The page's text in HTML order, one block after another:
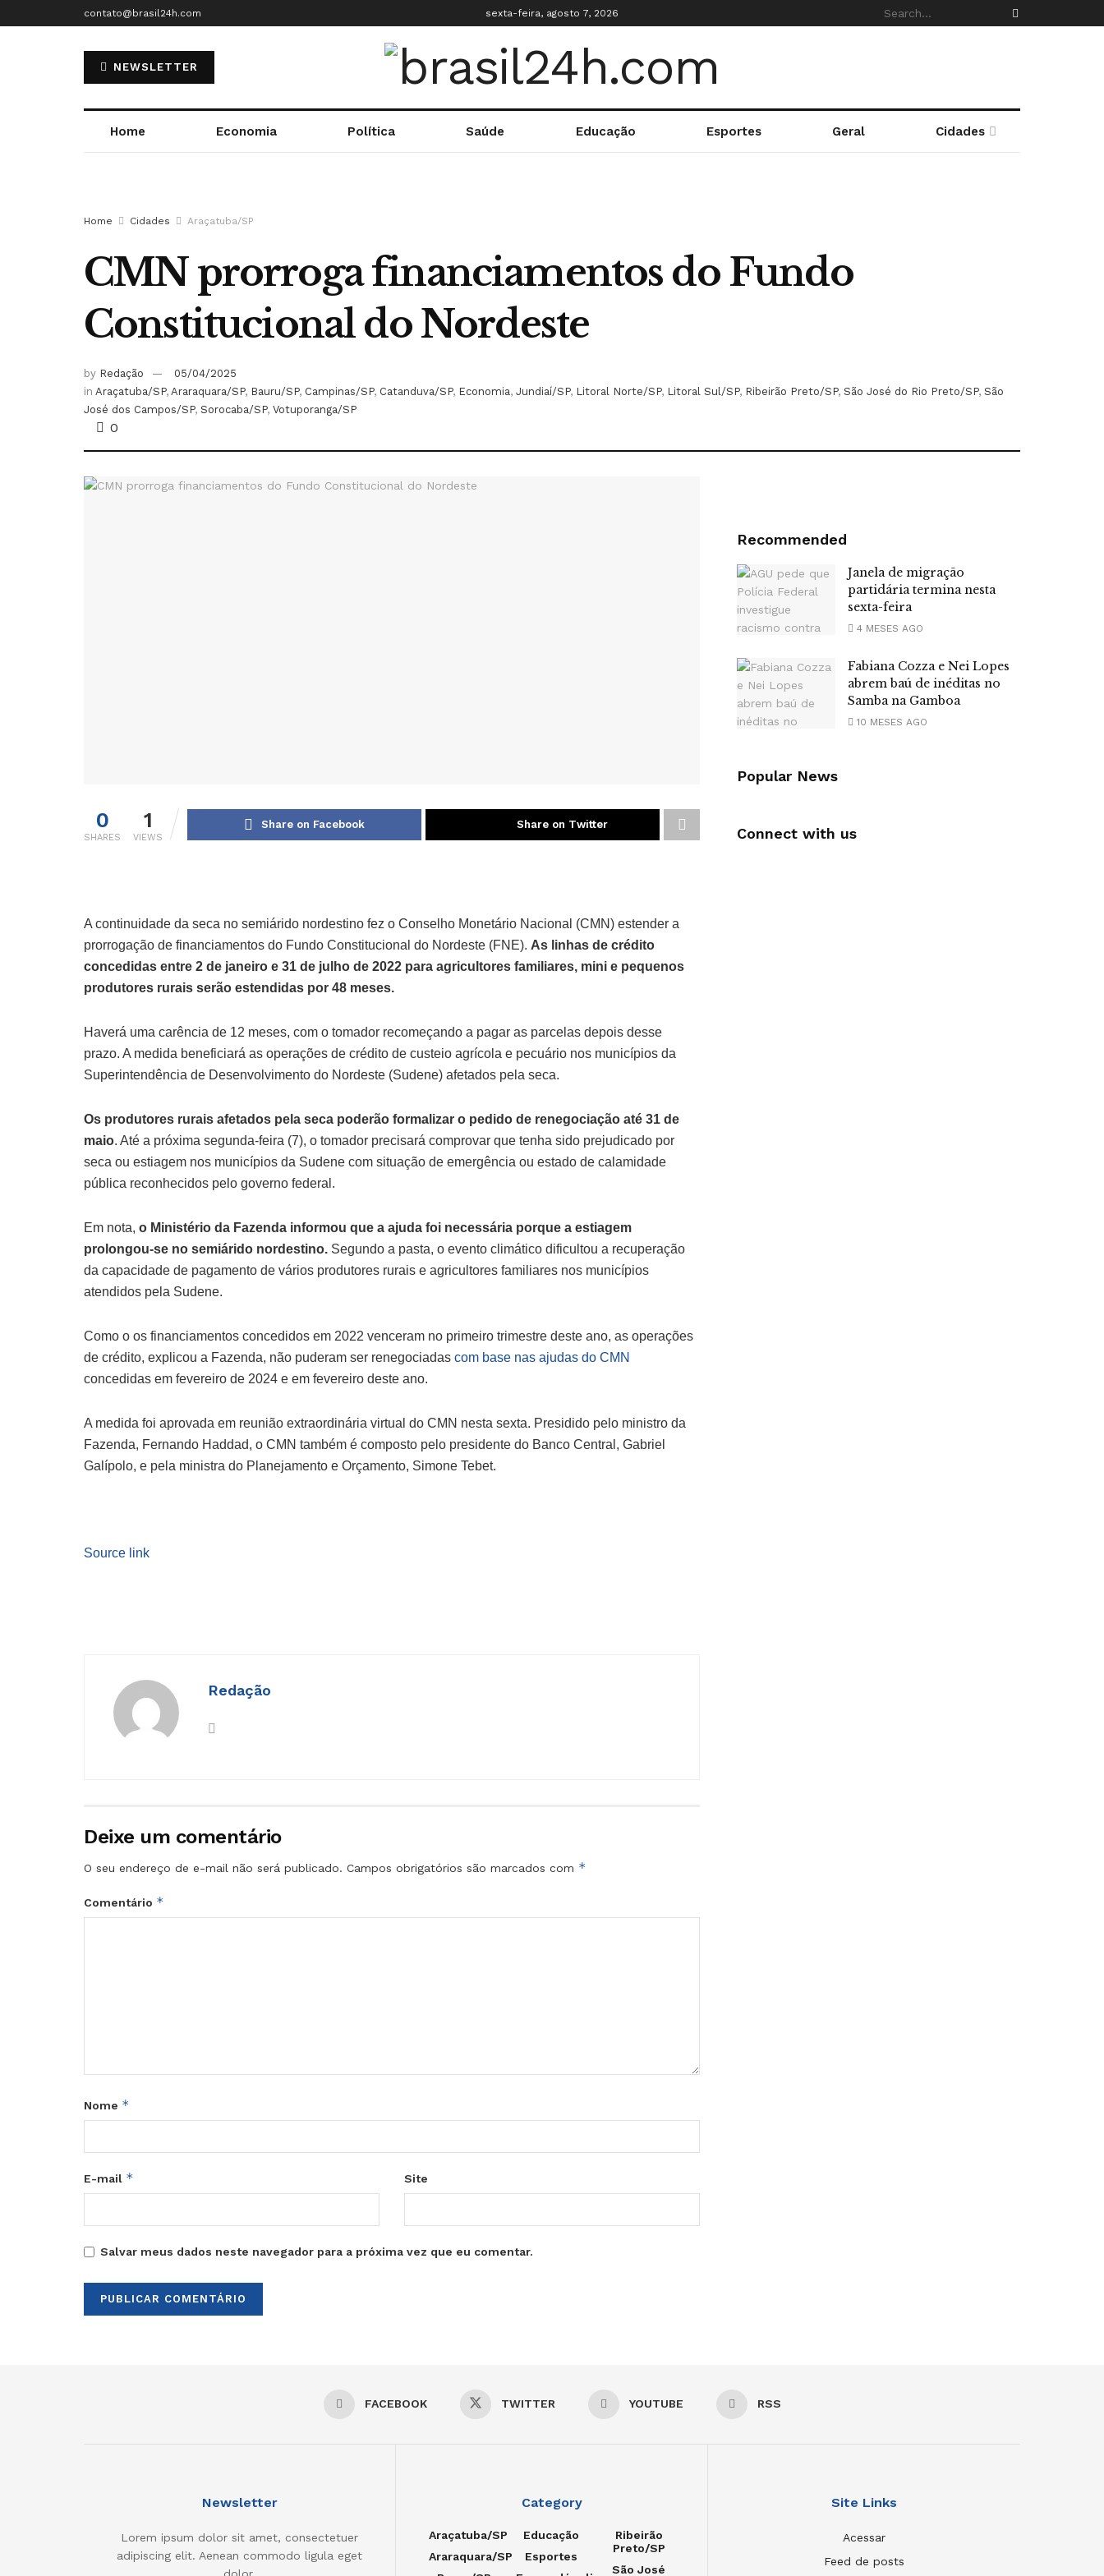
contato@brasil24h.com sexta-feira, agosto 7, 2026
NEWSLETTER
Home Economia Política Saúde Educação Esportes Geral Cidades
Home Cidades Araçatuba/SP
CMN prorroga financiamentos do Fundo
Constitucional do Nordeste
by Redação
05/04/2025
in Araçatuba/SP, Araraquara/SP, Bauru/SP, Campinas/SP, Catanduva/SP, Economia, Jundiaí/SP, Litoral Norte/SP, Litoral Sul/SP, Ribeirão Preto/SP, São José do Rio Preto/SP, São
José dos Campos/SP, Sorocaba/SP, Votuporanga/SP
0
0
SHARES
1
VIEWS
Share on Facebook Share on Twitter
A continuidade da seca no semiárido nordestino fez o Conselho Monetário Nacional (CMN) estender a
prorrogação de financiamentos do Fundo Constitucional do Nordeste (FNE). As linhas de crédito
concedidas entre 2 de janeiro e 31 de julho de 2022 para agricultores familiares, mini e pequenos
produtores rurais serão estendidas por 48 meses.
Haverá uma carência de 12 meses, com o tomador recomeçando a pagar as parcelas depois desse
prazo. A medida beneficiará as operações de crédito de custeio agrícola e pecuário nos municípios da
Superintendência de Desenvolvimento do Nordeste (Sudene) afetados pela seca.
Os produtores rurais afetados pela seca poderão formalizar o pedido de renegociação até 31 de
maio. Até a próxima segunda-feira (7), o tomador precisará comprovar que tenha sido prejudicado por
seca ou estiagem nos municípios da Sudene com situação de emergência ou estado de calamidade
pública reconhecidos pelo governo federal.
Em nota, o Ministério da Fazenda informou que a ajuda foi necessária porque a estiagem
prolongou-se no semiárido nordestino. Segundo a pasta, o evento climático dificultou a recuperação
da capacidade de pagamento de vários produtores rurais e agricultores familiares nos municípios
atendidos pela Sudene.
Como o os financiamentos concedidos em 2022 venceram no primeiro trimestre deste ano, as operações
de crédito, explicou a Fazenda, não puderam ser renegociadas com base nas ajudas do CMN
concedidas em fevereiro de 2024 e em fevereiro deste ano.
A medida foi aprovada em reunião extraordinária virtual do CMN nesta sexta. Presidido pelo ministro da
Fazenda, Fernando Haddad, o CMN também é composto pelo presidente do Banco Central, Gabriel
Galípolo, e pela ministra do Planejamento e Orçamento, Simone Tebet.
Source link
Redação
Deixe um comentário
O seu endereço de e-mail não será publicado. Campos obrigatórios são marcados com *
Comentário *
Nome *
E-mail * Site
Salvar meus dados neste navegador para a próxima vez que eu comentar.
Recommended
Janela de migração
partidária termina nesta
sexta-feira
4 MESES AGO
Fabiana Cozza e Nei Lopes
abrem baú de inéditas no
Samba na Gamboa
10 MESES AGO
Popular News
Connect with us
FACEBOOK TWITTER YOUTUBE RSS
Newsletter
Lorem ipsum dolor sit amet, consectetuer
adipiscing elit. Aenean commodo ligula eget
Category
Araçatuba/SP
Araraquara/SP
Educação
Esportes
Ribeirão
Preto/SP
São José
Site Links
Acessar
Feed de posts